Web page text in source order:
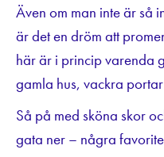
Även om man inte är så
är det en dröm att
här är i princip varenda
gamla hus, vackra
Så på med sköna skor
gata ner – några